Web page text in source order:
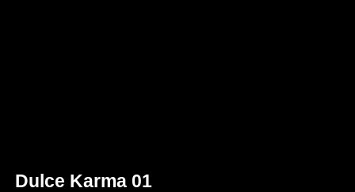
Dulce Karma 01